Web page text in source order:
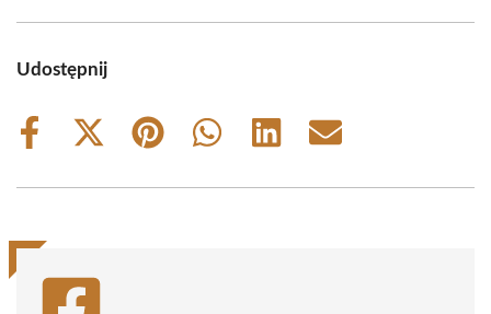
Udostępnij
Share
Share
(Twitter)
Share
Share
Share
Share